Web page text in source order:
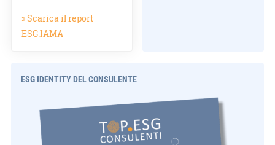
» Scarica il report
ESG.IAMA
ESG IDENTITY DEL CONSULENTE